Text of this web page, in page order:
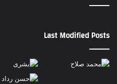
Last Modified Posts